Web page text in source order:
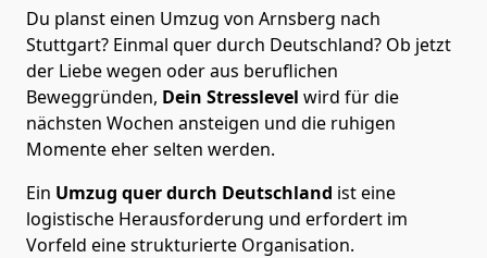
Du planst einen Umzug von Arnsberg nach
Stuttgart? Einmal quer durch Deutschland? Ob jetzt
der Liebe wegen oder aus beruflichen
Beweggründen, Dein Stresslevel wird für die
nächsten Wochen ansteigen und die ruhigen
Momente eher selten werden.
Ein Umzug quer durch Deutschland ist eine
logistische Herausforderung und erfordert im
Vorfeld eine strukturierte Organisation.